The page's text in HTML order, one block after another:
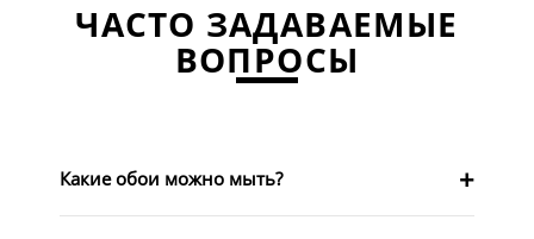
ЧАСТО ЗАДАВАЕМЫЕ
ВОПРОСЫ
Какие обои можно мыть?